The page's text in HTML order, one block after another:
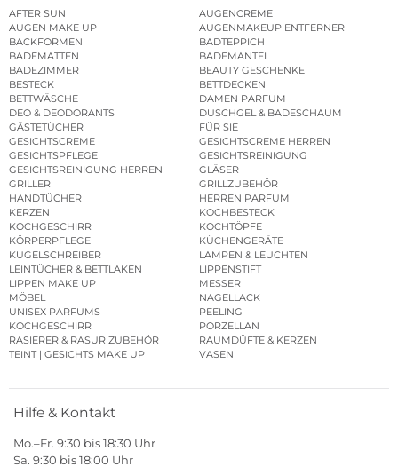
AFTER SUN
AUGENCREME
AUGEN MAKE UP
AUGENMAKEUP ENTFERNER
BACKFORMEN
BADTEPPICH
BADEMATTEN
BADEMÄNTEL
BADEZIMMER
BEAUTY GESCHENKE
BESTECK
BETTDECKEN
BETTWÄSCHE
DAMEN PARFUM
DEO & DEODORANTS
DUSCHGEL & BADESCHAUM
GÄSTETÜCHER
FÜR SIE
GESICHTSCREME
GESICHTSCREME HERREN
GESICHTSPFLEGE
GESICHTSREINIGUNG
GESICHTSREINIGUNG HERREN
GLÄSER
GRILLER
GRILLZUBEHÖR
HANDTÜCHER
HERREN PARFUM
KERZEN
KOCHBESTECK
KOCHGESCHIRR
KOCHTÖPFE
KÖRPERPFLEGE
KÜCHENGERÄTE
KUGELSCHREIBER
LAMPEN & LEUCHTEN
LEINTÜCHER & BETTLAKEN
LIPPENSTIFT
LIPPEN MAKE UP
MESSER
MÖBEL
NAGELLACK
UNISEX PARFUMS
PEELING
KOCHGESCHIRR
PORZELLAN
RASIERER & RASUR ZUBEHÖR
RAUMDÜFTE & KERZEN
TEINT | GESICHTS MAKE UP
VASEN
Hilfe & Kontakt
Mo.–Fr. 9:30 bis 18:30 Uhr
Sa. 9:30 bis 18:00 Uhr